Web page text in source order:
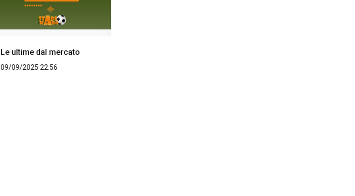
Le ultime dal mercato
09/09/2025 22:56